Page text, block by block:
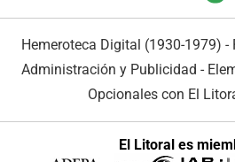
Hemeroteca Digital (1930-1979) -
Administración y Publicidad -
Opcionales con El
El Litoral es